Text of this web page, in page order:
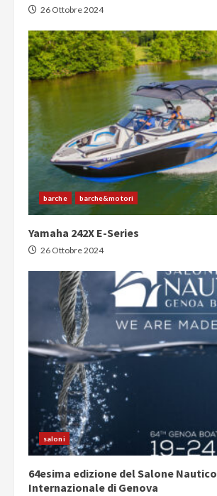
26 Ottobre 2024
barche barche&motori
Yamaha 242X E-Series
26 Ottobre 2024
saloni
64esima edizione del Salone Nautico
Internazionale di Genova